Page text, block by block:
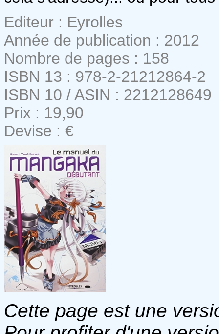
Editeur : Eyrolles
Année de publication : 2012
Nombre de pages : 158
ISBN 13 : 978-2-21212864-2
ISBN 10 / ASIN : 2212128649
Prix : 19,90
Devise : €
Cette page est une